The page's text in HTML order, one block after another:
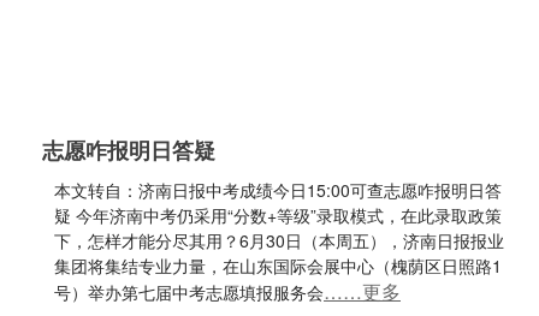
志愿咋报明日答疑
本文转自：济南日报中考成绩今日15:00可查志愿咋报明日答
疑 今年济南中考仍采用“分数+等级”录取模式，在此录取政策
下，怎样才能分尽其用？6月30日（本周五），济南日报报业
集团将集结专业力量，在山东国际会展中心（槐荫区日照路1
号）举办第七届中考志愿填报服务会……更多